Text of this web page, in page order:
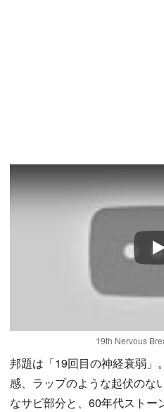
19th Nervous
邦題は「19回目の神経衰弱」
感、ラップのような起伏のな
なサビ部分と、60年代ストー